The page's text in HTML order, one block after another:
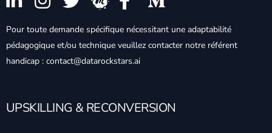
Pour toute demande spécifique nécessitant une adaptabilité
pédagogique et/ou technique veuillez contacter notre référent
handicap : contact@datarockstars.ai
UPSKILLING & RECONVERSION